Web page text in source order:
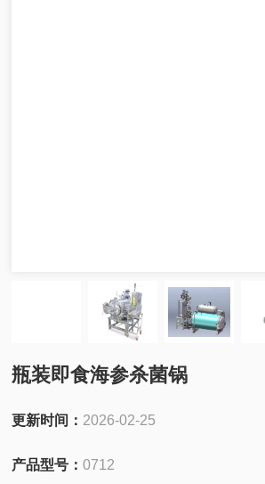
瓶装即食海参杀菌锅
更新时间： 2026-02-25
产品型号：0712